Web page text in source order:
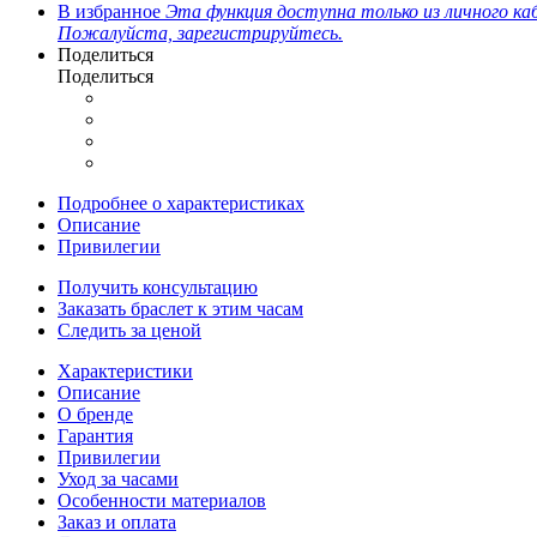
В избранное Эта функция доступна только из личного
Пожалуйста, зарегистрируйтесь.
Поделиться
Поделиться
Подробнее о характеристиках
Описание
Привилегии
Получить консультацию
Заказать браслет к этим часам
Следить за ценой
Характеристики
Описание
О бренде
Гарантия
Привилегии
Уход за часами
Особенности материалов
Заказ и оплата